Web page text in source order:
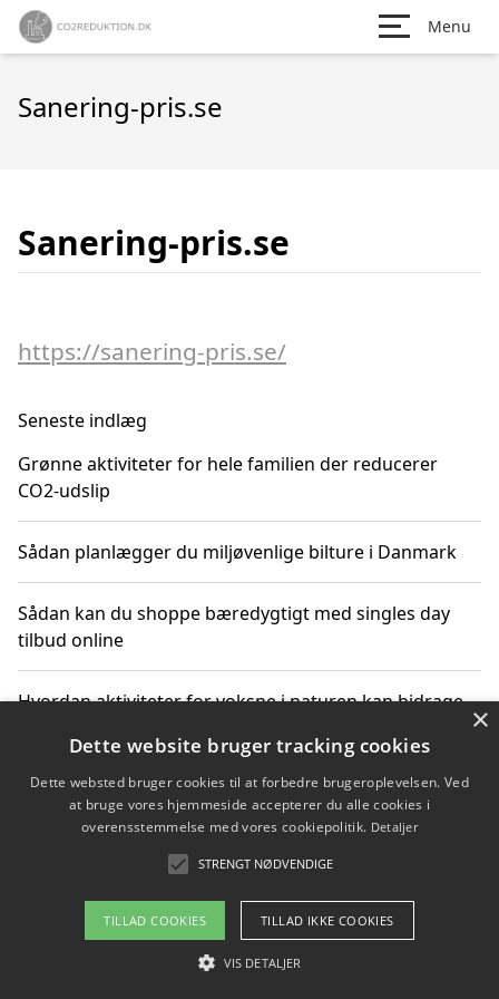
Menu
Sanering-pris.se
Sanering-pris.se
https://sanering-pris.se/
Seneste indlæg
Grønne aktiviteter for hele familien der reducerer
CO2-udslip
Sådan planlægger du miljøvenlige bilture i Danmark
Sådan kan du shoppe bæredygtigt med singles day
tilbud online
Hvordan aktiviteter for voksne i naturen kan bidrage
Sådan planlægger du dine vigtige datoer for CO2-
reduktion
Copyright 2026 - Pilanto Aps
Om / kontakt
×
Dette website bruger tracking cookies
Dette websted bruger cookies til at forbedre brugeroplevelsen. Ved
at bruge vores hjemmeside accepterer du alle cookies i
overensstemmelse med vores cookiepolitik. Detaljer
STRENGT NØDVENDIGE
TILLAD COOKIES TILLAD IKKE COOKIES
VIS DETALJER